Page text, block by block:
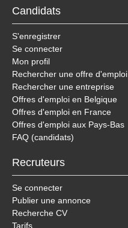
Candidats
S'enregistrer
Se connecter
Mon profil
Rechercher une offre d'emploi
Rechercher une entreprise
Offres d'emploi en Belgique
Offres d'emploi en France
Offres d'emploi aux Pays-Bas
FAQ (candidats)
Recruteurs
Se connecter
Publier une annonce
Recherche CV
Tarifs